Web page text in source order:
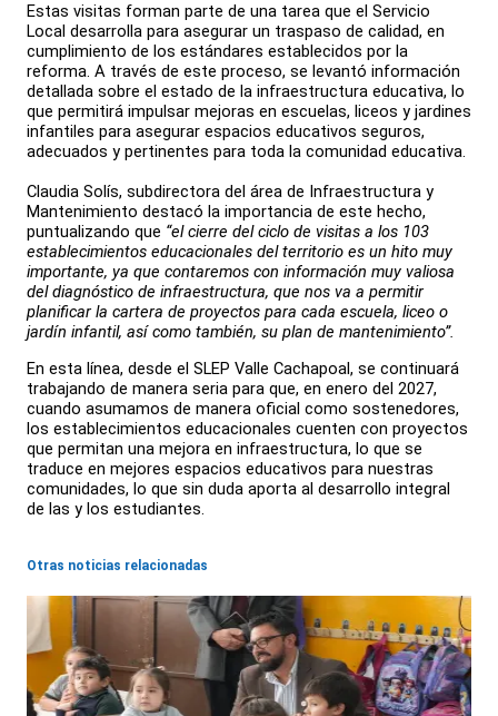
Estas visitas forman parte de una tarea que el Servicio
Local desarrolla para asegurar un traspaso de calidad, en
cumplimiento de los estándares establecidos por la
reforma. A través de este proceso, se levantó información
detallada sobre el estado de la infraestructura educativa, lo
que permitirá impulsar mejoras en escuelas, liceos y jardines
infantiles para asegurar espacios educativos seguros,
adecuados y pertinentes para toda la comunidad educativa.
Claudia Solís, subdirectora del área de Infraestructura y
Mantenimiento destacó la importancia de este hecho,
puntualizando que “el cierre del ciclo de visitas a los 103
establecimientos educacionales del territorio es un hito muy
importante, ya que contaremos con información muy valiosa
del diagnóstico de infraestructura, que nos va a permitir
planificar la cartera de proyectos para cada escuela, liceo o
jardín infantil, así como también, su plan de mantenimiento”.
En esta línea, desde el SLEP Valle Cachapoal, se continuará
trabajando de manera seria para que, en enero del 2027,
cuando asumamos de manera oficial como sostenedores,
los establecimientos educacionales cuenten con proyectos
que permitan una mejora en infraestructura, lo que se
traduce en mejores espacios educativos para nuestras
comunidades, lo que sin duda aporta al desarrollo integral
de las y los estudiantes.
Otras noticias relacionadas